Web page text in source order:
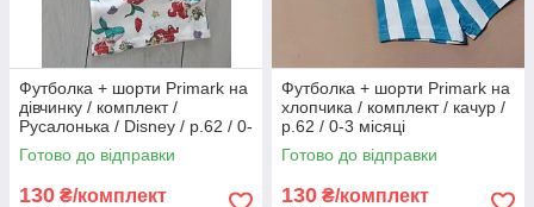
Футболка + шорти Primark на
дівчинку / комплект /
Русалонька / Disney / р.62 / 0-
3 місяці / більшомір
Готово до відправки
130 ₴/комплект
Футболка + шорти Primark на
хлопчика / комплект / качур /
р.62 / 0-3 місяці
Готово до відправки
130 ₴/комплект